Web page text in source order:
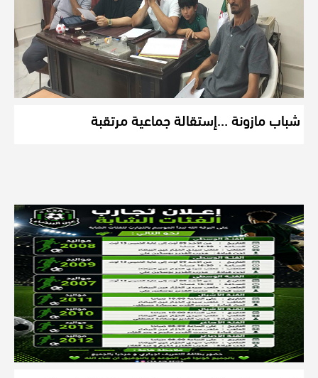
شباب مازونة …إستقالة جماعية مرتقبة